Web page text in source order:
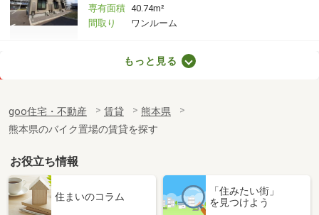
専有面積 40.74m²
間取り
ワンルーム
熊本県熊本市中央区国府３丁目
専有面積
54.8m²
間取り
2LDK
熊本県熊本市東区榎町
価 格
5.30万円
熊本県熊本市東区榎町
もっと見る
goo住宅・不動産 賃貸
熊本県
熊本県のバイク置場の賃貸を探す
お役立ち情報
住まいのコラム
「住みたい街」
を見つけよう